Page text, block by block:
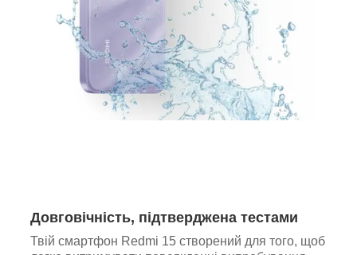
Довговічність, підтверджена тестами
Твій смартфон Redmi 15 створений для того, щоб